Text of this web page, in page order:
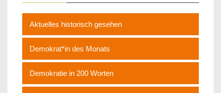
Aktuelles historisch gesehen
Demokrat*in des Monats
Demokratie in 200 Worten